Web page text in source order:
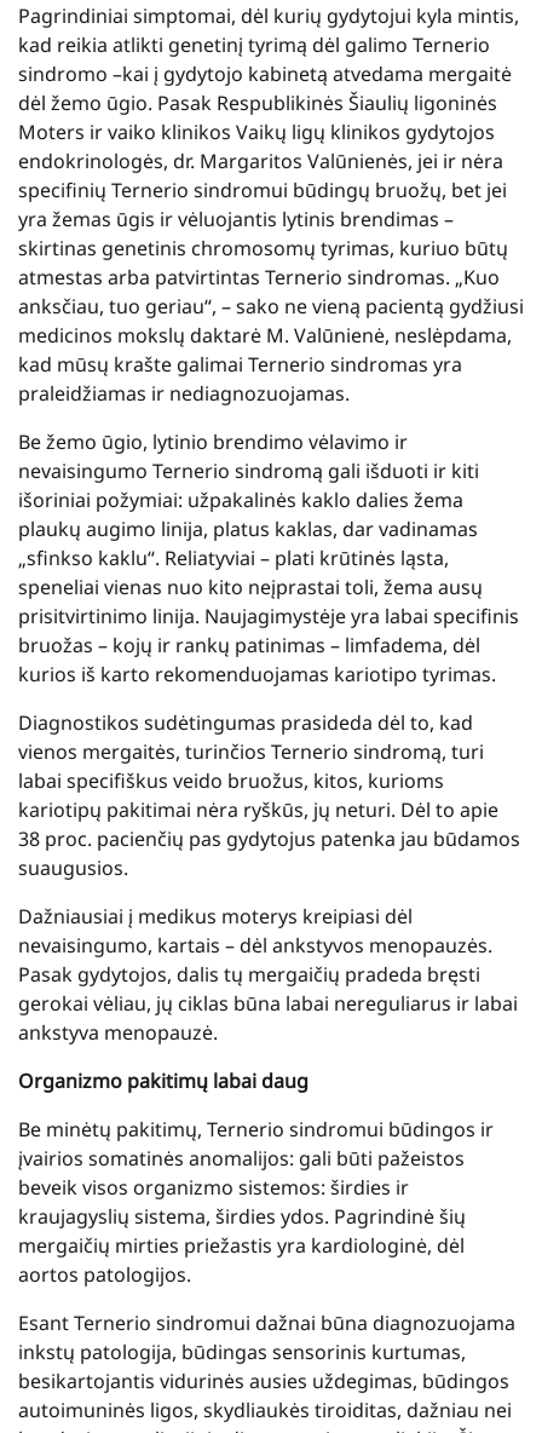
Pagrindiniai simptomai, dėl kurių gydytojui kyla mintis,
kad reikia atlikti genetinį tyrimą dėl galimo Ternerio
sindromo –kai į gydytojo kabinetą atvedama mergaitė
dėl žemo ūgio. Pasak Respublikinės Šiaulių ligoninės
Moters ir vaiko klinikos Vaikų ligų klinikos gydytojos
endokrinologės, dr. Margaritos Valūnienės, jei ir nėra
specifinių Ternerio sindromui būdingų bruožų, bet jei
yra žemas ūgis ir vėluojantis lytinis brendimas –
skirtinas genetinis chromosomų tyrimas, kuriuo būtų
atmestas arba patvirtintas Ternerio sindromas. „Kuo
anksčiau, tuo geriau“, – sako ne vieną pacientą gydžiusi
medicinos mokslų daktarė M. Valūnienė, neslėpdama,
kad mūsų krašte galimai Ternerio sindromas yra
praleidžiamas ir nediagnozuojamas.
Be žemo ūgio, lytinio brendimo vėlavimo ir
nevaisingumo Ternerio sindromą gali išduoti ir kiti
išoriniai požymiai: užpakalinės kaklo dalies žema
plaukų augimo linija, platus kaklas, dar vadinamas
„sfinkso kaklu“. Reliatyviai – plati krūtinės ląsta,
speneliai vienas nuo kito neįprastai toli, žema ausų
prisitvirtinimo linija. Naujagimystėje yra labai specifinis
bruožas – kojų ir rankų patinimas – limfadema, dėl
kurios iš karto rekomenduojamas kariotipo tyrimas.
Diagnostikos sudėtingumas prasideda dėl to, kad
vienos mergaitės, turinčios Ternerio sindromą, turi
labai specifiškus veido bruožus, kitos, kurioms
kariotipų pakitimai nėra ryškūs, jų neturi. Dėl to apie
38 proc. pacienčių pas gydytojus patenka jau būdamos
suaugusios.
Dažniausiai į medikus moterys kreipiasi dėl
nevaisingumo, kartais – dėl ankstyvos menopauzės.
Pasak gydytojos, dalis tų mergaičių pradeda bręsti
gerokai vėliau, jų ciklas būna labai nereguliarus ir labai
ankstyva menopauzė.
Organizmo pakitimų labai daug
Be minėtų pakitimų, Ternerio sindromui būdingos ir
įvairios somatinės anomalijos: gali būti pažeistos
beveik visos organizmo sistemos: širdies ir
kraujagyslių sistema, širdies ydos. Pagrindinė šių
mergaičių mirties priežastis yra kardiologinė, dėl
aortos patologijos.
Esant Ternerio sindromui dažnai būna diagnozuojama
inkstų patologija, būdingas sensorinis kurtumas,
besikartojantis vidurinės ausies uždegimas, būdingos
autoimuninės ligos, skydliaukės tiroiditas, dažniau nei